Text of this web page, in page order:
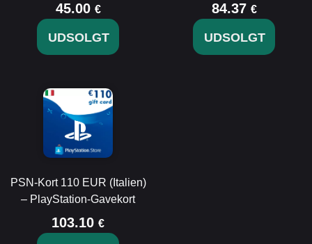
45.00 €
UDSOLGT
84.37 €
UDSOLGT
PSN-Kort 110 EUR (Italien)
– PlayStation-Gavekort
103.10 €